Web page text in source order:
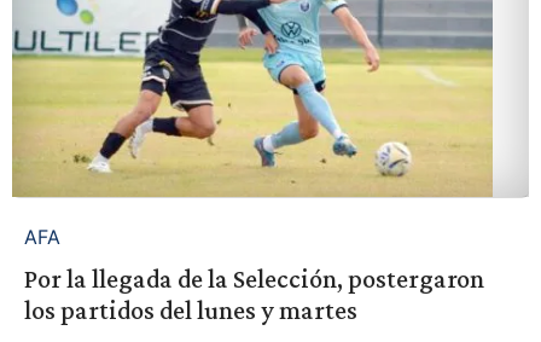
AFA
Por la llegada de la Selección, postergaron
los partidos del lunes y martes